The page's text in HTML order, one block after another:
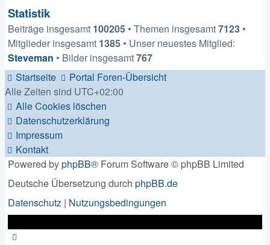
Statistik
Beiträge insgesamt 100205 • Themen insgesamt7123 •
Mitglieder insgesamt 1385 • Unser neuestes Mitglied:
Steveman • Bilder insgesamt767
Startseite
Portal Foren-Übersicht
Alle Zeiten sind UTC+02:00
Alle Cookies löschen
Datenschutzerklärung
Impressum
Kontakt
Powered byphpBB® Forum Software © phpBB Limited
Deutsche Übersetzung durch phpBB.de
Datenschutz | Nutzungsbedingungen